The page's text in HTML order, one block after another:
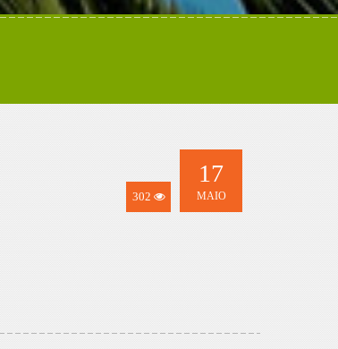
302
17
MAIO